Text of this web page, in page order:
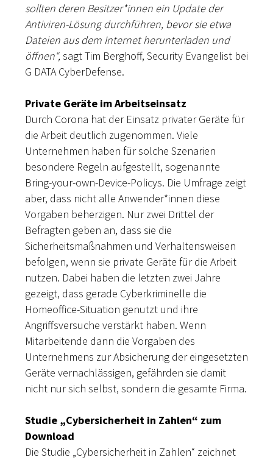
sollten deren Besitzer*innen ein Update der
Antiviren-Lösung durchführen, bevor sie etwa
Dateien aus dem Internet herunterladen und
öffnen“,sagt Tim Berghoff, Security Evangelist bei
G DATA CyberDefense.
Private Geräte im Arbeitseinsatz
Durch Corona hat der Einsatz privater Geräte für
die Arbeit deutlich zugenommen. Viele
Unternehmen haben für solche Szenarien
besondere Regeln aufgestellt, sogenannte
Bring-your-own-Device-Policys. Die Umfrage zeigt
aber, dass nicht alle Anwender*innen diese
Vorgaben beherzigen. Nur zwei Drittel der
Befragten geben an, dass sie die
Sicherheitsmaßnahmen und Verhaltensweisen
befolgen, wenn sie private Geräte für die Arbeit
nutzen. Dabei haben die letzten zwei Jahre
gezeigt, dass gerade Cyberkriminelle die
Homeoffice-Situation genutzt und ihre
Angriffsversuche verstärkt haben. Wenn
Mitarbeitende dann die Vorgaben des
Unternehmens zur Absicherung der eingesetzten
Geräte vernachlässigen, gefährden sie damit
nicht nur sich selbst, sondern die gesamte Firma.
Studie „Cybersicherheit in Zahlen“ zum
Download
Die Studie „Cybersicherheit in Zahlen“ zeichnet